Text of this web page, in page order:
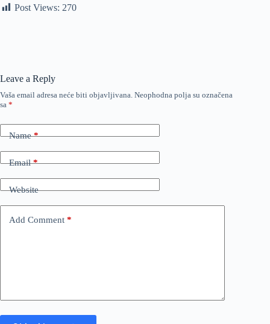
Post Views: 270
Leave a Reply
Vaša email adresa neće biti objavljivana. Neophodna polja su označena
sa *
Name*
Email*
Website
Add Comment *